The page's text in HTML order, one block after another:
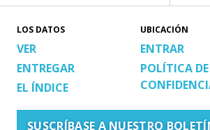
LOS DATOS
VER
ENTREGAR
EL ÍNDICE
UBICACIÓN
ENTRAR
POLÍTICA DE
SUSCRÍBASE A NUESTRO